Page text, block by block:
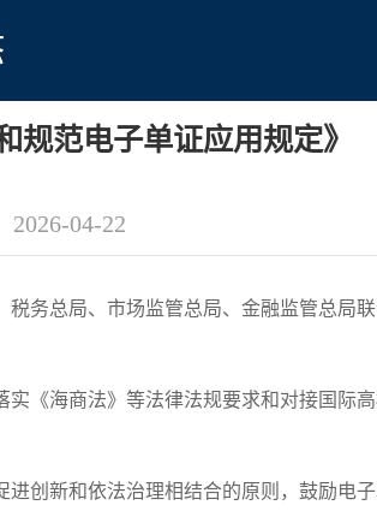
规范电子单证应用规定》
2026-04-22
总局、市场监管总局、金融监管总局
海商法》等法律法规要求和对接国际
新和依法治理相结合的原则，鼓励电